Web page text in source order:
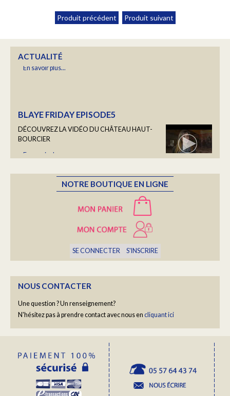
ACTUALITÉ
En savoir plus...
Une fois par semaine, nous vous ferons découvrir un
portrait de la Famille Bourcier...
YOGA "RALENTIR" AVEC BARBARA COTTAVOZ
En savoir plus...
NOTRE BOUTIQUE EN LIGNE
SE CONNECTER S'INSCRIRE
NOUS CONTACTER
Une question ? Un renseignement?
N'hésitez pas à prendre contact avec nous en cliquant ici
Produit précédent Produit suivant